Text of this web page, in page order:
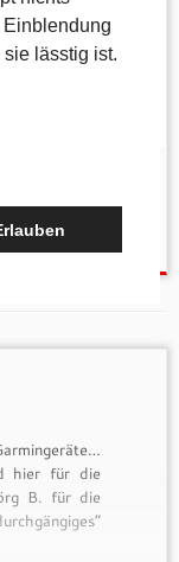
Fenix 3 HR
)
hier für die
B. für die
lässtig ist.